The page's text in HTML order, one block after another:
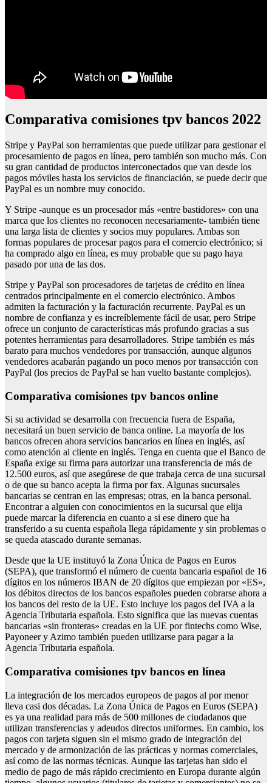
Comparativa comisiones tpv bancos 2022
Stripe y PayPal son herramientas que puede utilizar para gestionar el
procesamiento de pagos en línea, pero también son mucho más. Con
su gran cantidad de productos interconectados que van desde los
pagos móviles hasta los servicios de financiación, se puede decir que
PayPal es un nombre muy conocido.
Y Stripe -aunque es un procesador más «entre bastidores» con una
marca que los clientes no reconocen necesariamente- también tiene
una larga lista de clientes y socios muy populares. Ambas son
formas populares de procesar pagos para el comercio electrónico; si
ha comprado algo en línea, es muy probable que su pago haya
pasado por una de las dos.
Stripe y PayPal son procesadores de tarjetas de crédito en línea
centrados principalmente en el comercio electrónico. Ambos
admiten la facturación y la facturación recurrente. PayPal es un
nombre de confianza y es increíblemente fácil de usar, pero Stripe
ofrece un conjunto de características más profundo gracias a sus
potentes herramientas para desarrolladores. Stripe también es más
barato para muchos vendedores por transacción, aunque algunos
vendedores acabarán pagando un poco menos por transacción con
PayPal (los precios de PayPal se han vuelto bastante complejos).
Comparativa comisiones tpv bancos online
Si su actividad se desarrolla con frecuencia fuera de España,
necesitará un buen servicio de banca online. La mayoría de los
bancos ofrecen ahora servicios bancarios en línea en inglés, así
como atención al cliente en inglés. Tenga en cuenta que el Banco de
España exige su firma para autorizar una transferencia de más de
12.500 euros, así que asegúrese de que trabaja cerca de una sucursal
o de que su banco acepta la firma por fax. Algunas sucursales
bancarias se centran en las empresas; otras, en la banca personal.
Encontrar a alguien con conocimientos en la sucursal que elija
puede marcar la diferencia en cuanto a si ese dinero que ha
transferido a su cuenta española llega rápidamente y sin problemas o
se queda atascado durante semanas.
Desde que la UE instituyó la Zona Única de Pagos en Euros
(SEPA), que transformó el número de cuenta bancaria español de 16
dígitos en los números IBAN de 20 dígitos que empiezan por «ES»,
los débitos directos de los bancos españoles pueden cobrarse ahora a
los bancos del resto de la UE. Esto incluye los pagos del IVA a la
Agencia Tributaria española. Esto significa que las nuevas cuentas
bancarias «sin fronteras» creadas en la UE por fintechs como Wise,
Payoneer y Azimo también pueden utilizarse para pagar a la
Agencia Tributaria española.
Comparativa comisiones tpv bancos en línea
La integración de los mercados europeos de pagos al por menor
lleva casi dos décadas. La Zona Única de Pagos en Euros (SEPA)
es ya una realidad para más de 500 millones de ciudadanos que
utilizan transferencias y adeudos directos uniformes. En cambio, los
pagos con tarjeta siguen sin el mismo grado de integración del
mercado y de armonización de las prácticas y normas comerciales,
así como de las normas técnicas. Aunque las tarjetas han sido el
medio de pago de más rápido crecimiento en Europa durante algún